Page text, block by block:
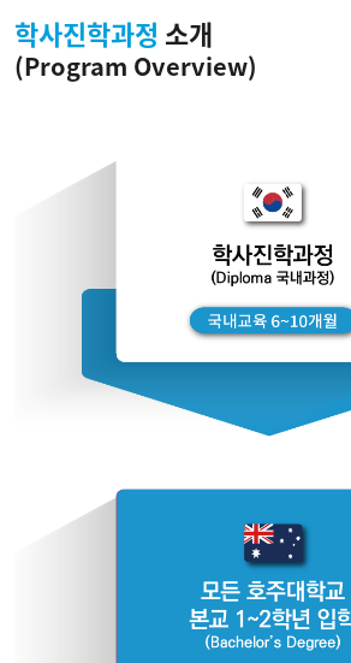
학사진학과정 소개
(Program Overview)